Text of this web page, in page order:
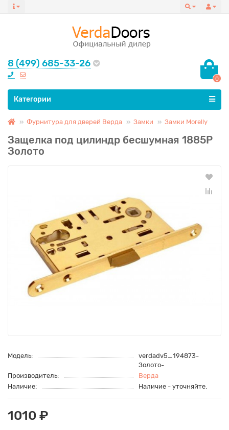
8 (499) 685-33-26
0
Все категории
Категории
Фурнитура для дверей Верда Замки Замки Morelly
Защелка под цилиндр бесшумная 1885Р
Золото
Модель:
verdadv5_194873-
Золото-
Производитель:
Верда
Наличие:
Наличие - уточняйте.
1010 ₽